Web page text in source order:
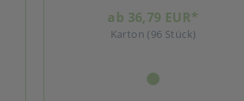
ab 36,79 EUR*
Karton (96 Stück)